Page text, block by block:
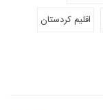
اقلیم کردستان